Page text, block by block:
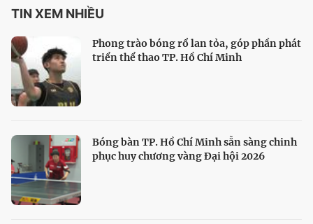
TIN XEM NHIỀU
Phong trào bóng rổ lan tỏa, góp phần phát
triển thể thao TP. Hồ Chí Minh
Bóng bàn TP. Hồ Chí Minh sẵn sàng chinh
phục huy chương vàng Đại hội 2026